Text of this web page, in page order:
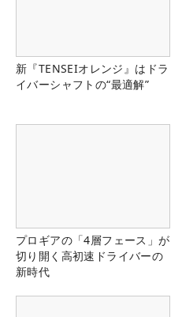
新『TENSEIオレンジ』はドラ
イバーシャフトの“最適解”
プロギアの「4層フェース」が
切り開く高初速ドライバーの
新時代